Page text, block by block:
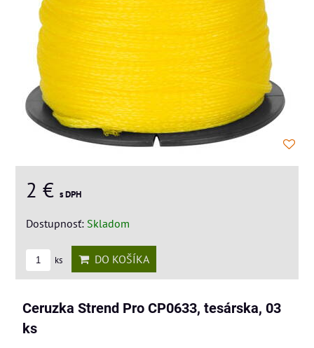
2 € s DPH
Dostupnosť: Skladom
ks DO KOŠÍKA
Ceruzka Strend Pro CP0633, tesárska, 03
ks